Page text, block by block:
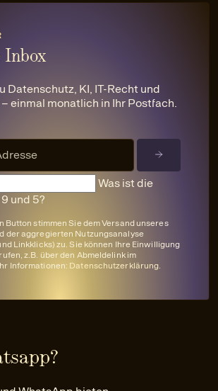
Datenschutz, KI, IT-Recht und
einmal monatlich in Ihr Postfach.
Was ist die
und 5?
Button stimmen Sie dem Versand unseres
der aggregierten Nutzungsanalyse
Linkklicks) zu. Sie können Ihre Einwilligung
z.B. über den Abmeldelink im
Informationen: Datenschutzerklärung